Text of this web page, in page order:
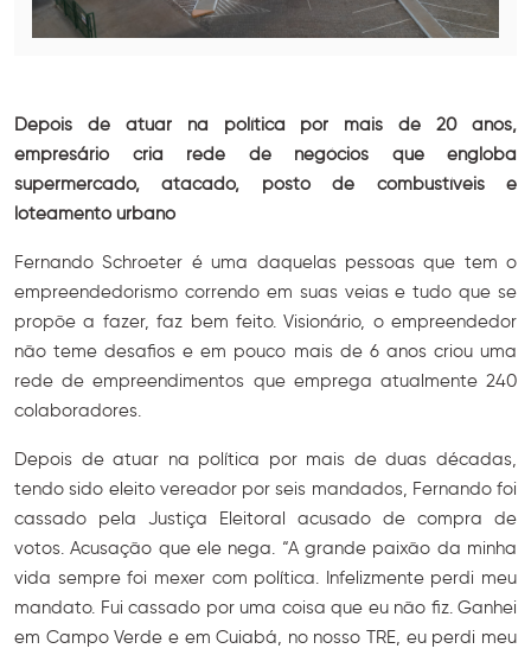
Depois de atuar na política por mais de 20 anos,
empresário cria rede de negócios que engloba
supermercado, atacado, posto de combustíveis e
loteamento urbano
Fernando Schroeter é uma daquelas pessoas que tem o
empreendedorismo correndo em suas veias e tudo que se
propõe a fazer, faz bem feito. Visionário, o empreendedor
não teme desafios e em pouco mais de 6 anos criou uma
rede de empreendimentos que emprega atualmente 240
colaboradores.
Depois de atuar na política por mais de duas décadas,
tendo sido eleito vereador por seis mandados, Fernando foi
cassado pela Justiça Eleitoral acusado de compra de
votos. Acusação que ele nega. “A grande paixão da minha
vida sempre foi mexer com política. Infelizmente perdi meu
mandato. Fui cassado por uma coisa que eu não fiz. Ganhei
em Campo Verde e em Cuiabá, no nosso TRE, eu perdi meu